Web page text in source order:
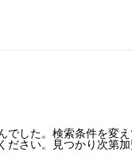
した。検索条件を変え
ださい。見つかり次第加